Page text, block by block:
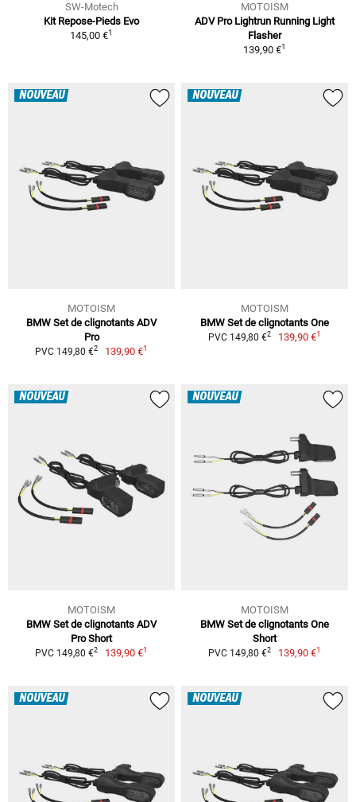
SW-Motech
Kit Repose-Pieds Evo
145,00 €1
MOTOISM
ADV Pro Lightrun Running Light
Flasher
139,90 €1
NOUVEAU
MOTOISM
BMW Set de clignotants ADV
Pro
PVC 149,80 €2 139,90 €1
NOUVEAU
MOTOISM
BMW Set de clignotants One
PVC 149,80 €2 139,90 €1
NOUVEAU
MOTOISM
BMW Set de clignotants ADV
Pro Short
PVC 149,80 €2 139,90 €1
NOUVEAU
MOTOISM
BMW Set de clignotants One
Short
PVC 149,80 €2 139,90 €1
NOUVEAU NOUVEAU